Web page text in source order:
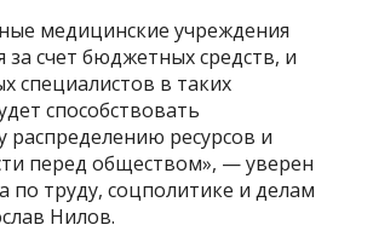
медицинские учреждения
за счет бюджетных средств, и
специалистов в таких
способствовать
распределению ресурсов и
перед обществом», — уверен
по труду, соцполитике и делам
Нилов.